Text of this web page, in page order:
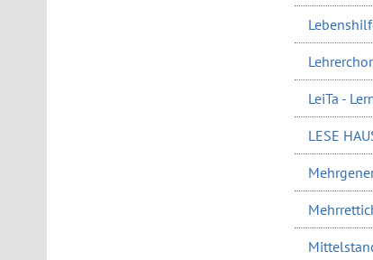
LeiTa -
LESE